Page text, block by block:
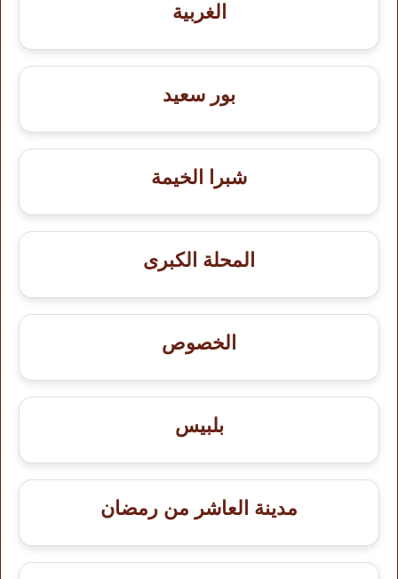
الغربية
بور سعيد
شبرا الخيمة
المحلة الكبرى
الخصوص
بلبيس
مدينة العاشر من رمضان